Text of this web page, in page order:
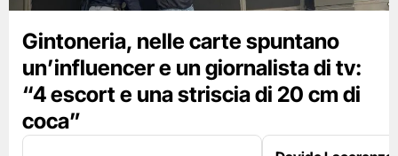
Gintoneria, nelle carte spuntano
un’influencer e un giornalista di tv:
“4 escort e una striscia di 20 cm di
coca”